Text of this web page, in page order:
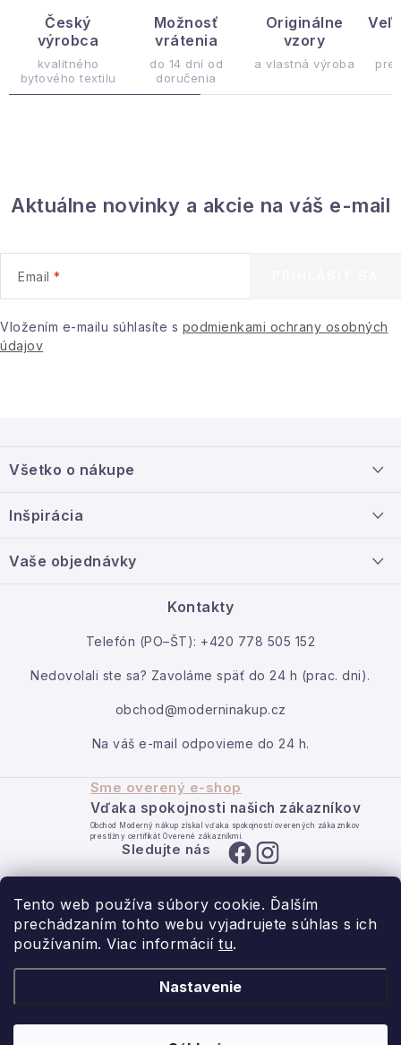
Tento web používa súbory cookie. Ďalším
prechádzaním tohto webu vyjadrujete súhlas s ich
používaním. Viac informácií tu.
Nastavenie
i
k
v
ý
p
i
s
Český
výrobca
kvalitného
bytového textilu
Možnosť
vrátenia
do 14 dní od
doručenia
Originálne
vzory
a vlastná výroba pre
Aktuálne novinky a akcie na váš e-mail
Email
Vložením e-mailu súhlasíte s podmienkami ochrany osobných
údajov
p
ä
Všetko o nákupe
Veľkoobchodná spolupráca
Inšpirácia
Vaše objednávky
Kontakty
Telefón (PO–ŠT): +420 778 505 152
Nedovolali ste sa? Zavoláme späť do 24 h (prac. dni).
obchod@moderninakup.cz
Na váš e-mail odpovieme do 24 h.
Sme overený e-shop
Vďaka spokojnosti našich zákazníkov
Obchod Moderný nákup získal vďaka spokojnosti overených zákazníkov
prestížny certifikát Overené zákazníkmi.
Sledujte nás
- pre domov s láskou.